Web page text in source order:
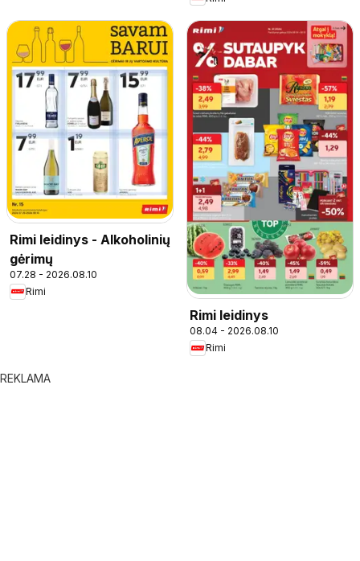
Rimi leidinys - Alkoholinių
gėrimų
07.28 - 2026.08.10
Rimi
Rimi leidinys
08.04 - 2026.08.10
Rimi
REKLAMA